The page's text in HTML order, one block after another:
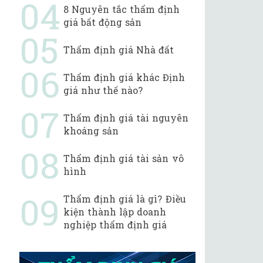
8 Nguyên tắc thẩm định
giá bất động sản
Thẩm định giá Nhà đất
Thẩm định giá khác Định
giá như thế nào?
Thẩm định giá tài nguyên
khoáng sản
Thẩm định giá tài sản vô
hình
Thẩm định giá là gì? Điều
kiện thành lập doanh
nghiệp thẩm định giá